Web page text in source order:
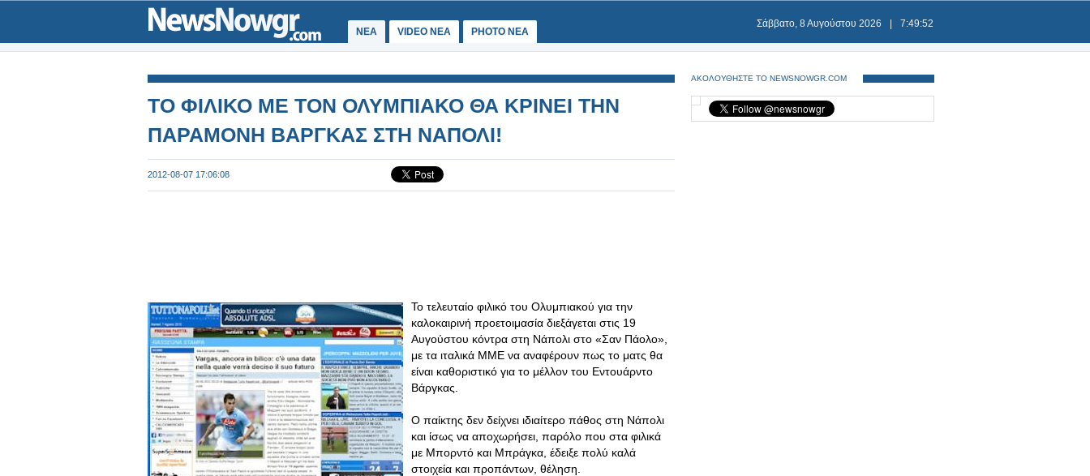
ΝΕΑ VIDEO NEA PHOTO NEA
Σάββατο, 8 Αυγούστου 2026 7:49:53
ΤΟ ΦΙΛΙΚΟ ΜΕ ΤΟΝ ΟΛΥΜΠΙΑΚΟ ΘΑ ΚΡΙΝΕΙ ΤΗΝ
ΠΑΡΑΜΟΝΗ ΒΑΡΓΚΑΣ ΣΤΗ ΝΑΠΟΛΙ!
2012-08-07 17:06:08
Το τελευταίο φιλικό του Ολυμπιακού για την
καλοκαιρινή προετοιμασία διεξάγεται στις 19
Αυγούστου κόντρα στη Νάπολι στο «Σαν Πάολο»,
με τα ιταλικά ΜΜΕ να αναφέρουν πως το ματς θα
είναι καθοριστικό για το μέλλον του Εντουάρντο
Βάργκας.
Ο παίκτης δεν δείχνει ιδιαίτερο πάθος στη Νάπολι
και ίσως να αποχωρήσει, παρόλο που στα φιλικά
με Μπορντό και Μπράγκα, έδειξε πολύ καλά
στοιχεία και προπάντων, θέληση.
ΑΚΟΛΟΥΘΗΣΤΕ ΤΟ NEWSNOWGR.COM